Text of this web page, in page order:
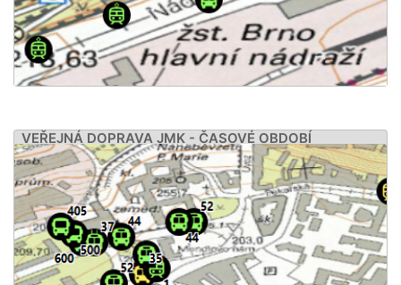
VEŘEJNÁ DOPRAVA JMK - ČASOVÉ OBDOBÍ